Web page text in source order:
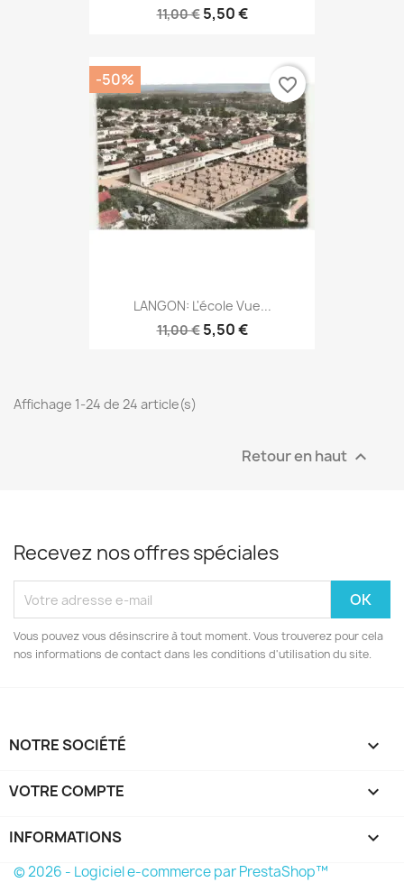
11,00 € 5,50 €
LANGON: L'école Vue...
11,00 € 5,50 €
-50% favorite_border
Affichage 1-24 de 24 article(s)
Retour en haut 
Recevez nos offres spéciales
Vous pouvez vous désinscrire à tout moment. Vous trouverez pour cela
nos informations de contact dans les conditions d'utilisation du site.
NOTRE SOCIÉTÉ 
VOTRE COMPTE 
INFORMATIONS keyboard_arrow_down
© 2026 - Logiciel e-commerce par PrestaShop™